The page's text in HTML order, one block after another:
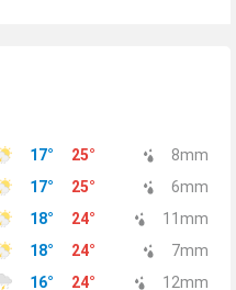
17° 25° 8mm
17° 25° 6mm
18° 24° 11 mm
18° 24° 7mm
16° 24° 12mm